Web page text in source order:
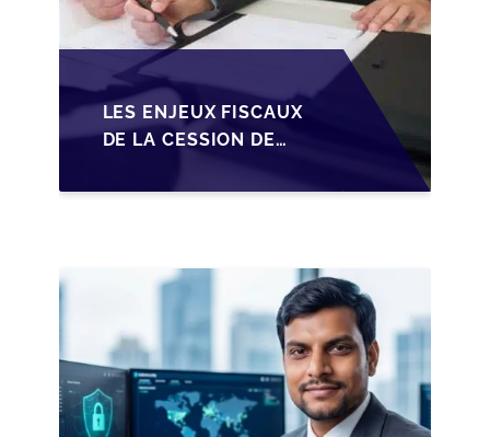
LES ENJEUX FISCAUX
DE LA CESSION DE
LES DIRIGEANTS DE